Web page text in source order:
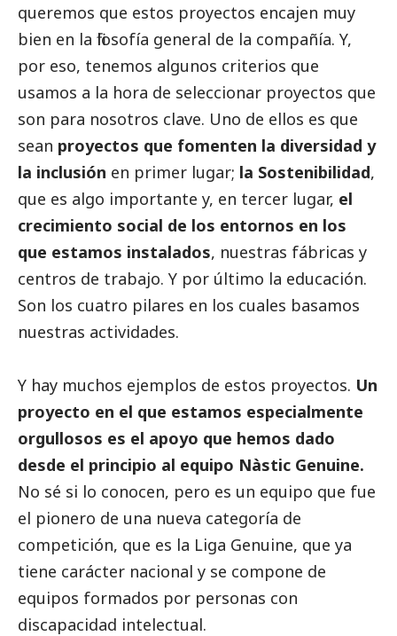
queremos que estos proyectos encajen muy
bien en la filosofía general de la compañía. Y,
por eso, tenemos algunos criterios que
usamos a la hora de seleccionar proyectos que
son para nosotros clave. Uno de ellos es que
sean proyectos que fomenten la diversidad y
la inclusión en primer lugar; la Sostenibilidad,
que es algo importante y, en tercer lugar, el
crecimiento social de los entornos en los
que estamos instalados, nuestras fábricas y
centros de trabajo. Y por último la educación.
Son los cuatro pilares en los cuales basamos
nuestras actividades.
Y hay muchos ejemplos de estos proyectos. Un
proyecto en el que estamos especialmente
orgullosos es el apoyo que hemos dado
desde el principio al equipo Nàstic Genuine.
No sé si lo conocen, pero es un equipo que fue
el pionero de una nueva categoría de
competición, que es la Liga Genuine, que ya
tiene carácter nacional y se compone de
equipos formados por personas con
discapacidad intelectual.